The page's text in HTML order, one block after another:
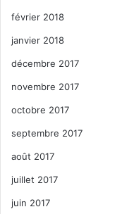
février 2018
janvier 2018
décembre 2017
novembre 2017
octobre 2017
septembre 2017
août 2017
juillet 2017
juin 2017